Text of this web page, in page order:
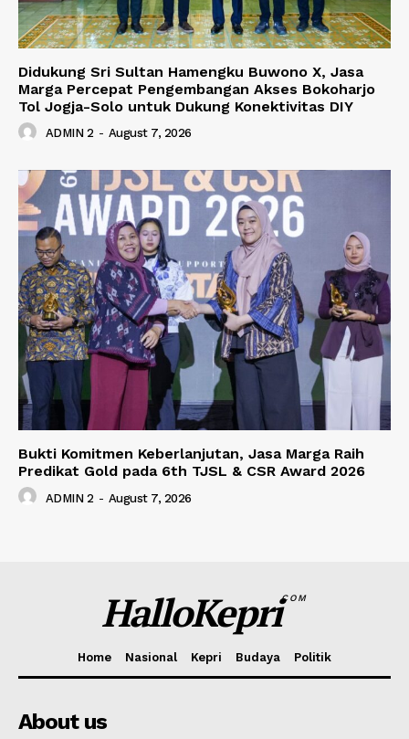
Didukung Sri Sultan Hamengku Buwono X, Jasa
Marga Percepat Pengembangan Akses Bokoharjo
Tol Jogja-Solo untuk Dukung Konektivitas DIY
ADMIN 2 - August 7, 2026
Bukti Komitmen Keberlanjutan, Jasa Marga Raih
Predikat Gold pada 6th TJSL & CSR Award 2026
ADMIN 2 - August 7, 2026
HalloKepriCOM
Home Nasional Kepri Budaya Politik
About us